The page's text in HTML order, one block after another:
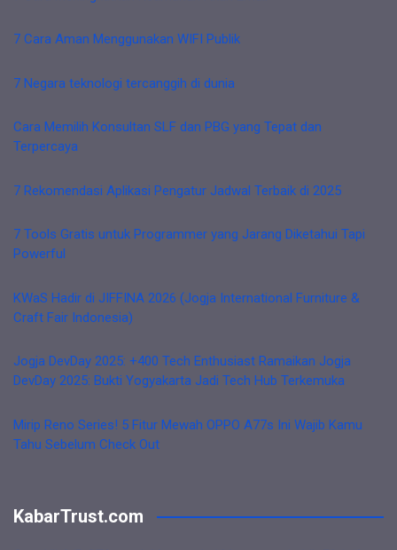
7 Cara Aman Menggunakan WIFI Publik
7 Negara teknologi tercanggih di dunia
Cara Memilih Konsultan SLF dan PBG yang Tepat dan
Terpercaya
7 Rekomendasi Aplikasi Pengatur Jadwal Terbaik di 2025
7 Tools Gratis untuk Programmer yang Jarang Diketahui Tapi
Powerful
KWaS Hadir di JIFFINA 2026 (Jogja International Furniture &
Craft Fair Indonesia)
Jogja DevDay 2025: +400 Tech Enthusiast Ramaikan Jogja
DevDay 2025: Bukti Yogyakarta Jadi Tech Hub Terkemuka
Mirip Reno Series! 5 Fitur Mewah OPPO A77s Ini Wajib Kamu
Tahu Sebelum Check Out
KabarTrust.com